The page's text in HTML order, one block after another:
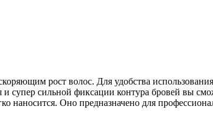
рост волос. Для удобства использования
сильной фиксации контура бровей вы
наносится. Оно предназначено для